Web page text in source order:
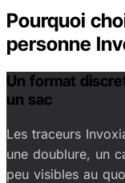
Pourquoi
personne
Un format
un sac
Les traceurs
une doublure, un
peu visibles au